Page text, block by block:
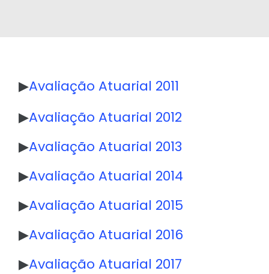
▶Avaliação Atuarial 2011
▶Avaliação Atuarial 2012
▶Avaliação Atuarial 2013
▶Avaliação Atuarial 2014
▶Avaliação Atuarial 2015
▶Avaliação Atuarial 2016
▶Avaliação Atuarial 2017